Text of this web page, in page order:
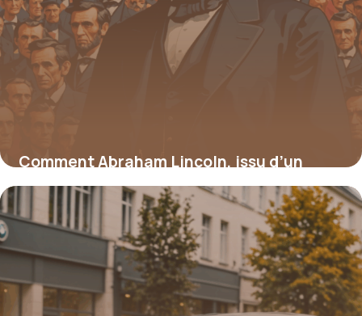
Comment Abraham Lincoln, issu d’un
milieu modeste, a transformé l’Amérique
15 juin 2026